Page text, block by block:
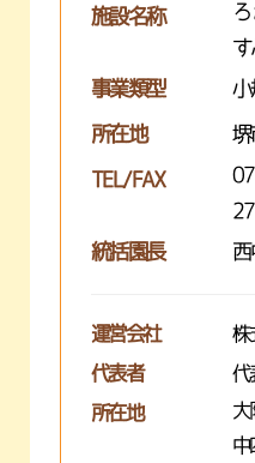
施設名称
す
事業類型
小
所在地 堺
TEL/FAX
統括園長
運営会社 株
代表者 代
所在地
大
中